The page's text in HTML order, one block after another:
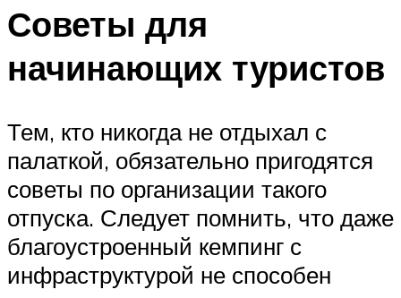
Советы для
начинающих туристов
Тем, кто никогда не отдыхал с
палаткой, обязательно пригодятся
советы по организации такого
отпуска. Следует помнить, что даже
благоустроенный кемпинг с
инфраструктурой не способен